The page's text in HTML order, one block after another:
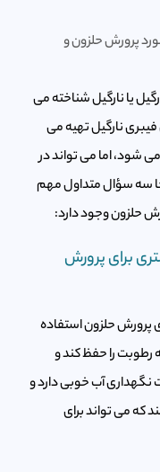
پرورش حلزون و
یا نارگیل شناخته می
نارگیل تهیه می
شود، اما می تواند در
سه سؤال متداول مهم
برای پرورش
پرورش حلزون استفاده
رطوبت را حفظ کند و
آب خوبی دارد و
که می تواند برای